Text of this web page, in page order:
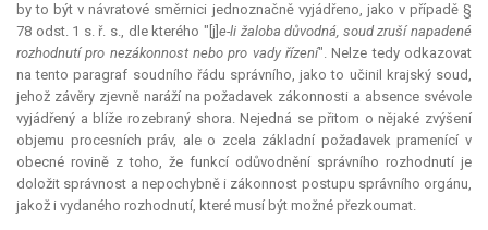
by to být v návratové směrnici jednoznačně vyjádřeno, jako v případě §
78 odst. 1 s. ř. s., dle kterého "[j] e-li žaloba důvodná, soud zruší napadené
rozhodnutí pro nezákonnost nebo pro vady řízení". Nelze tedy odkazovat
na tento paragraf soudního řádu správního, jako to učinil krajský soud,
jehož závěry zjevně naráží na požadavek zákonnosti a absence svévole
vyjádřený a blíže rozebraný shora. Nejedná se přitom o nějaké zvýšení
objemu procesních práv, ale o zcela základní požadavek pramenící v
obecné rovině z toho, že funkcí odůvodnění správního rozhodnutí je
doložit správnost a nepochybně i zákonnost postupu správního orgánu,
jakož i vydaného rozhodnutí, které musí být možné přezkoumat.